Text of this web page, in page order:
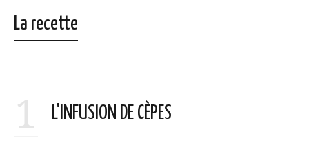
La recette
1 L'INFUSION DE CÈPES